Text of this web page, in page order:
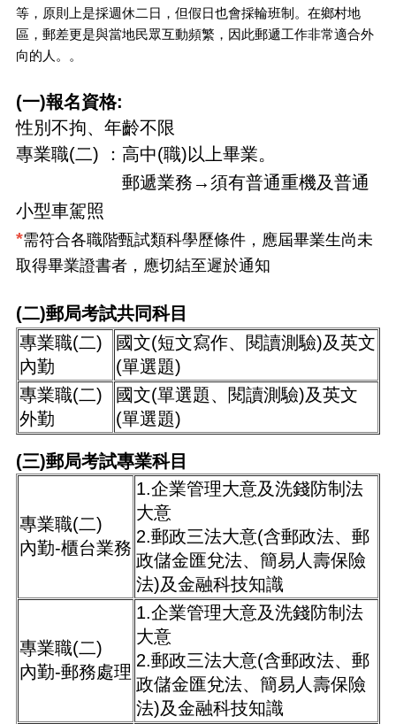
等，原則上是採週休二日，但假日也會採輪班制。在鄉村地
區，郵差更是與當地民眾互動頻繁，因此郵遞工作非常適合外
向的人。。
(一)報名資格:
性別不拘、年齡不限
專業職(二) ：高中(職)以上畢業。
郵遞業務→須有普通重機及普通
小型車駕照
*需符合各職階甄試類科學歷條件，應屆畢業生尚未
取得畢業證書者，應切結至遲於通知
(二)郵局考試共同科目
專業職(二)
內勤
國文(短文寫作、閱讀測驗)及英文
(單選題)
專業職(二)
外勤
國文(單選題、閱讀測驗)及英文
(單選題)
(三)郵局考試專業科目
專業職(二)
內勤-櫃台業務
1.企業管理大意及洗錢防制法
大意
2.郵政三法大意(含郵政法、郵
政儲金匯兌法、簡易人壽保險
法)及金融科技知識
專業職(二)
內勤-郵務處理
1.企業管理大意及洗錢防制法
大意
2.郵政三法大意(含郵政法、郵
政儲金匯兌法、簡易人壽保險
法)及金融科技知識